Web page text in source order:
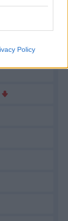
Policy